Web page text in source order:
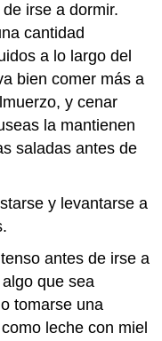
irse a dormir.
cantidad
a lo largo del
bien comer más a
y cenar
la mantienen
saladas antes de
y levantarse a
antes de irse a
que sea
tomarse una
leche con miel